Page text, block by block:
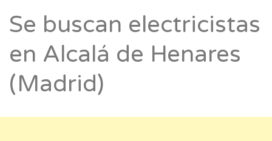
Se buscan electricistas
en Alcalá de Henares
(Madrid)